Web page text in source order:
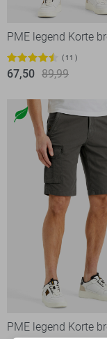
PME legend Korte
11
67,50 89,99
PME legend Korte